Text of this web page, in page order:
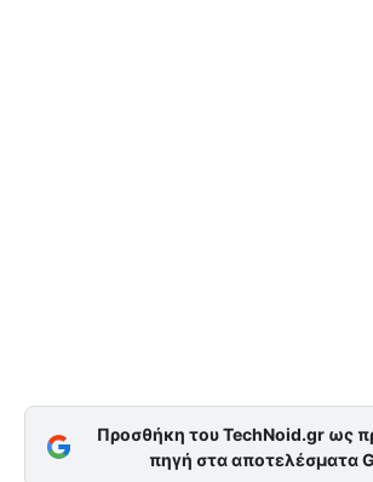
Προσθήκη του TechNoid.gr ως
πηγή στα αποτελέσματα